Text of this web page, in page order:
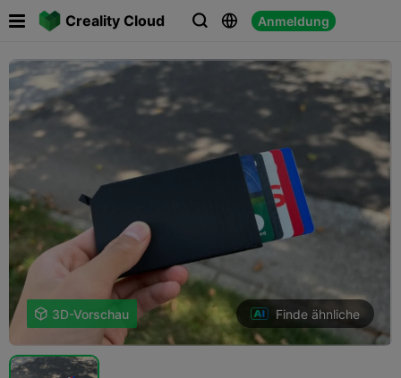
Creality Cloud   Anmeldung

 3D-Vorschau Finde ähnliche